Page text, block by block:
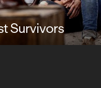
Survivors